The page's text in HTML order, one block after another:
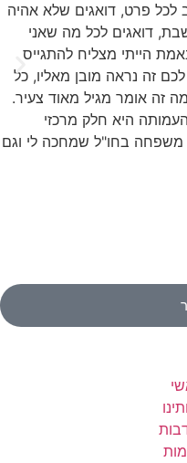
פרט, דואגים שלא אהיה
דואגים לכל מה שאני
הייתי מצליח להתגייס
זה נראה מובן מאליו, כל
זה אומר מגיל מאוד צעיר.
העמותה היא חלק מרכזי
משפחה בחו"ל שמחכה לי וגם